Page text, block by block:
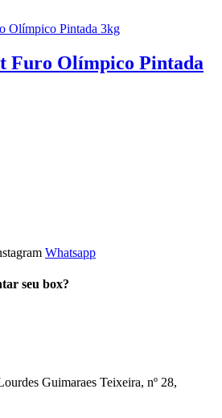
Furo Olímpico Pintada
Whatsapp
seu box?
Guimaraes Teixeira, nº 28,